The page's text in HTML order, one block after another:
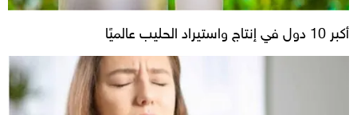
أكبر 10 دول في إنتاج واستيراد الحليب عالميًا